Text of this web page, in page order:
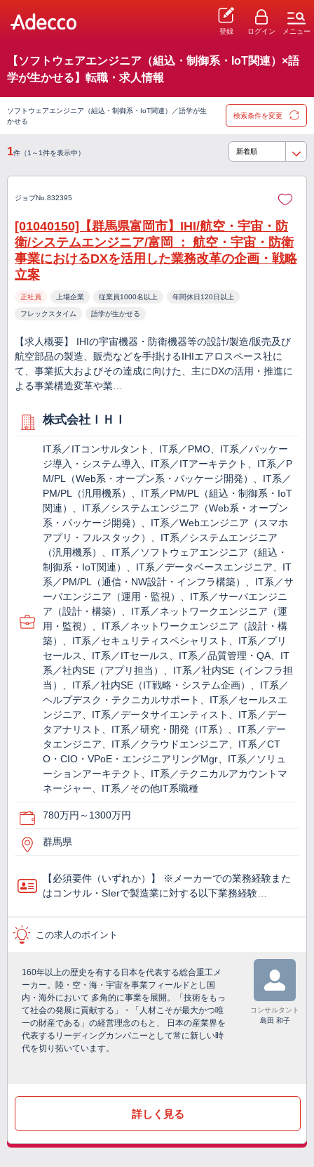
登録 ログイン メニュー
【ソフトウェアエンジニア（組込・制御系・IoT関連）×語
学が生かせる】転職・求人情報
ソフトウェアエンジニア（組込・制御系・IoT関連）／語学が生
かせる
検索条件を変更
1件（1～1件を表示中）
ジョブNo.832395
[01040150]【群馬県富岡市】IHI/航空・宇宙・防
衛/システムエンジニア/富岡 ： 航空・宇宙・防衛
事業におけるDXを活用した業務改革の企画・戦略
立案
正社員 上場企業 従業員1000名以上 年間休日120日以上
フレックスタイム 語学が生かせる
【求人概要】 IHIの宇宙機器・防衛機器等の設計/製造/販売及び
航空部品の製造、販売などを手掛けるIHIエアロスペース社に
て、事業拡大およびその達成に向けた、主にDXの活用・推進に
よる事業構造変革や業…
株式会社ＩＨＩ
IT系／ITコンサルタント、IT系／PMO、IT系／パッケー
ジ導入・システム導入、IT系／ITアーキテクト、IT系／P
M/PL（Web系・オープン系・パッケージ開発）、IT系／
PM/PL（汎用機系）、IT系／PM/PL（組込・制御系・IoT
関連）、IT系／システムエンジニア（Web系・オープン
系・パッケージ開発）、IT系／Webエンジニア（スマホ
アプリ・フルスタック）、IT系／システムエンジニア
（汎用機系）、IT系／ソフトウェアエンジニア（組込・
制御系・IoT関連）、IT系／データベースエンジニア、IT
系／PM/PL（通信・NW設計・インフラ構築）、IT系／サ
ーバエンジニア（運用・監視）、IT系／サーバエンジニ
ア（設計・構築）、IT系／ネットワークエンジニア（運
用・監視）、IT系／ネットワークエンジニア（設計・構
築）、IT系／セキュリティスペシャリスト、IT系／プリ
セールス、IT系／ITセールス、IT系／品質管理・QA、IT
系／社内SE（アプリ担当）、IT系／社内SE（インフラ担
当）、IT系／社内SE（IT戦略・システム企画）、IT系／
ヘルプデスク・テクニカルサポート、IT系／セールスエ
ンジニア、IT系／データサイエンティスト、IT系／デー
タアナリスト、IT系／研究・開発（IT系）、IT系／デー
タエンジニア、IT系／クラウドエンジニア、IT系／CT
O・CIO・VPoE・エンジニアリングMgr、IT系／ソリュ
ーションアーキテクト、IT系／テクニカルアカウントマ
ネージャー、IT系／その他IT系職種
780万円～1300万円
群馬県
【必須要件（いずれか）】 ※メーカーでの業務経験また
はコンサル・SIerで製造業に対する以下業務経験…
この求人のポイント
160年以上の歴史を有する日本を代表する総合重工メ
ーカー。陸・空・海・宇宙を事業フィールドとし国
内・海外において 多角的に事業を展開。「技術をもっ
て社会の発展に貢献する」・「人材こそが最大かつ唯
一の財産である」の経営理念のもと、 日本の産業界を
代表するリーディングカンパニーとして常に新しい時
代を切り拓いています。
コンサルタント
島田 和子
詳しく見る